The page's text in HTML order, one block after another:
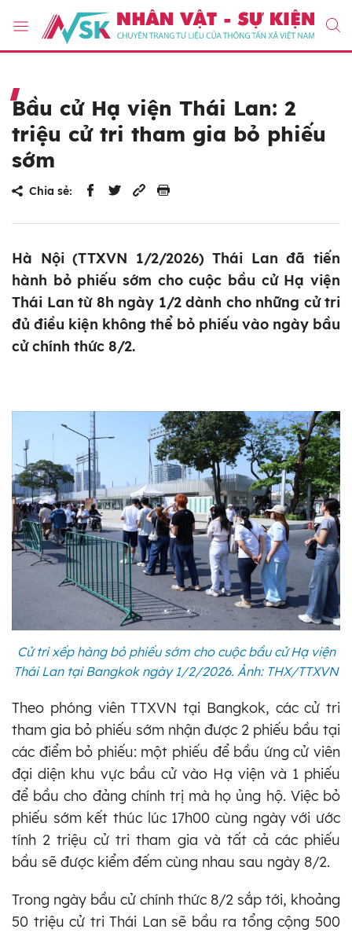
Bầu cử Hạ viện Thái Lan: 2
triệu cử tri tham gia bỏ phiếu
sớm
Chia sẻ:
Hà Nội (TTXVN 1/2/2026) Thái Lan đã tiến
hành bỏ phiếu sớm cho cuộc bầu cử Hạ viện
Thái Lan từ 8h ngày 1/2 dành cho những cử tri
đủ điều kiện không thể bỏ phiếu vào ngày bầu
cử chính thức 8/2.
Cử tri xếp hàng bỏ phiếu sớm cho cuộc bầu cử Hạ viện
Thái Lan tại Bangkok ngày 1/2/2026. Ảnh: THX/TTXVN
Theo phóng viên TTXVN tại Bangkok, các cử tri
tham gia bỏ phiếu sớm nhận được 2 phiếu bầu tại
các điểm bỏ phiếu: một phiếu để bầu ứng cử viên
đại diện khu vực bầu cử vào Hạ viện và 1 phiếu
để bầu cho đảng chính trị mà họ ủng hộ. Việc bỏ
phiếu sớm kết thúc lúc 17h00 cùng ngày với ước
tính 2 triệu cử tri tham gia và tất cả các phiếu
bầu sẽ được kiểm đếm cùng nhau sau ngày 8/2.
Trong ngày bầu cử chính thức 8/2 sắp tới, khoảng
50 triệu cử tri Thái Lan sẽ bầu ra tổng cộng 500